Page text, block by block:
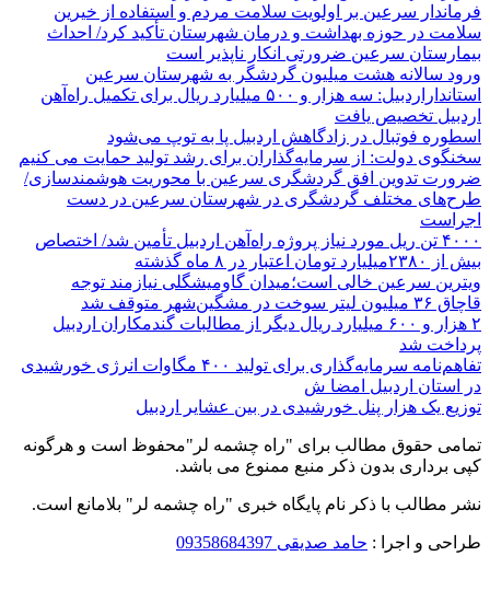
فرماندار سرعین بر اولویت سلامت مردم و استفاده از خیرین
سلامت در حوزه بهداشت و درمان شهرستان تأکید کرد/ احداث
بیمارستان سرعین ضرورتی انکار ناپذیر است
ورود سالانه هشت میلیون گردشگر به شهرستان سرعین
استانداراردبیل: سه هزار و ۵۰۰ میلیارد ریال برای تکمیل راه‌آهن
اردبیل تخصیص یافت
اسطوره فوتبال در زادگاهش اردبیل پا به توپ می‌شود
سخنگوی دولت: از سرمایه‌گذاران برای رشد تولید حمایت می کنیم
ضرورت تدوین افق گردشگری سرعین با محوریت هوشمندسازی/
طرح‌های مختلف گردشگری در شهرستان سرعین در دست
اجراست
۴۰۰۰ تن ریل مورد نیاز پروژه راه‌آهن اردبیل تأمین شد/ اختصاص
بیش از ۲۳۸۰میلیارد تومان اعتبار در ۸ ماه گذشته
ویترین سرعین خالی است؛میدان گاومیشگلی نیازمند توجه
قاچاق ۳۶ میلیون لیتر سوخت در مشگین‌شهر متوقف شد
۲ هزار و ۶۰۰‌ میلیارد ریال دیگر از مطالبات گندمکاران اردبیل
پرداخت شد
تفاهم‌نامه سرمایه‌گذاری برای تولید ۴۰۰ مگاوات انرژی خورشیدی
در استان اردبیل امضا ش
توزیع یک هزار پنل خورشیدی در بین عشایر اردبیل
تمامی حقوق مطالب برای "راه چشمه لر"محفوظ است و هرگونه
کپی برداری بدون ذکر منبع ممنوع می باشد.
نشر مطالب با ذکر نام پایگاه خبری "راه چشمه لر" بلامانع است.
طراحی و اجرا : حامد صدیقی 09358684397